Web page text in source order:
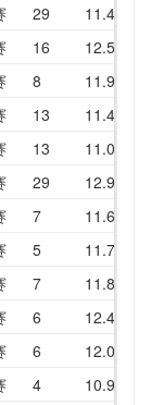
29 11.43
16 12.50
8 11.90
13 11.49
13 11.01
29 12.90
7 11.63
5 11.71
7 11.81
6 12.44
6 12.04
4 10.91